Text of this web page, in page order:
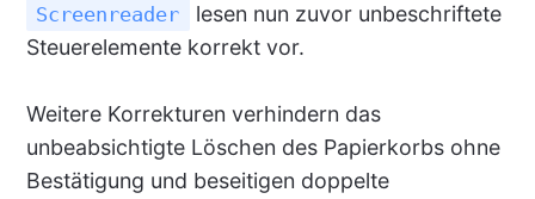
Screenreader
lesen nun zuvor unbeschriftete
Steuerelemente korrekt vor.
Weitere Korrekturen verhindern das
unbeabsichtigte Löschen des Papierkorbs ohne
Bestätigung und beseitigen doppelte